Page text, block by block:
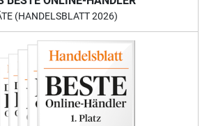
(HANDELSBLATT 2026)